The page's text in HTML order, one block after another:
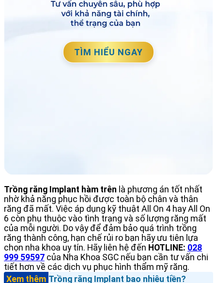
TÌM HIỂU NGAY
Trồng răng Implant hàm trên là phương án tốt nhất
nhờ khả năng phục hồi được toàn bộ chân và thân
răng đã mất. Việc áp dụng kỹ thuật All On 4 hay All On
6 còn phụ thuộc vào tình trạng và số lượng răng mất
của mỗi người. Do vậy để đảm bảo quá trình trồng
răng thành công, hạn chế rủi ro bạn hãy ưu tiên lựa
chọn nha khoa uy tín. Hãy liên hệ đến HOTLINE: 028
999 59597 của Nha Khoa SGC nếu bạn cần tư vấn chi
tiết hơn về các dịch vụ phục hình thẩm mỹ răng.
Xem thêm Trồng răng Implant bao nhiêu tiền?